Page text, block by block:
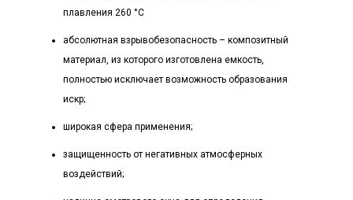
плавления 260 °C
абсолютная взрывобезопасность – композитный
материал, из которого изготовлена емкость,
полностью исключает возможность образования
искр;
широкая сфера применения;
защищенность от негативных атмосферных
воздействий;